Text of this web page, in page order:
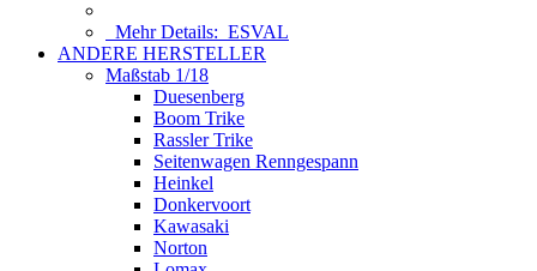
Mehr Details: ESVAL
ANDERE HERSTELLER
Maßstab 1/18
Duesenberg
Boom Trike
Rassler Trike
Seitenwagen Renngespann
Heinkel
Donkervoort
Kawasaki
Norton